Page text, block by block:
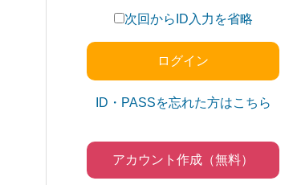
次回からID入力を省略
ID・PASSを忘れた方はこちら
アカウント作成（無料）